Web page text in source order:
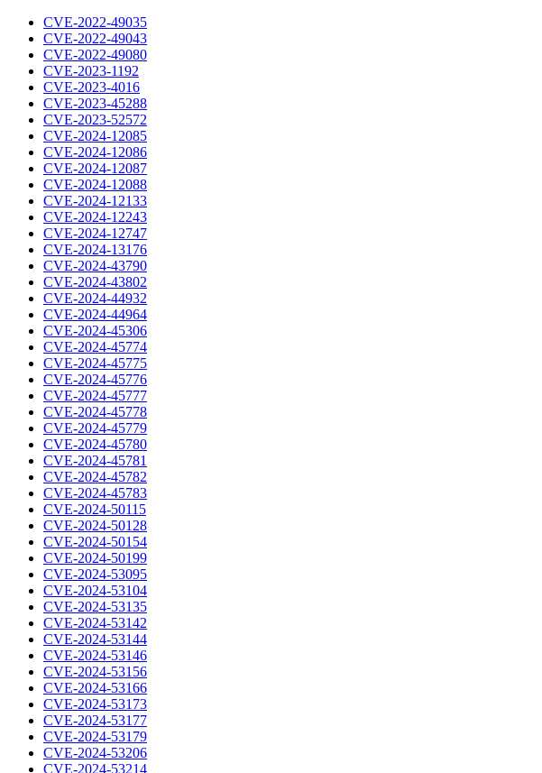
CVE-2022-49035
CVE-2022-49043
CVE-2022-49080
CVE-2023-1192
CVE-2023-4016
CVE-2023-45288
CVE-2023-52572
CVE-2024-12085
CVE-2024-12086
CVE-2024-12087
CVE-2024-12088
CVE-2024-12133
CVE-2024-12243
CVE-2024-12747
CVE-2024-13176
CVE-2024-43790
CVE-2024-43802
CVE-2024-44932
CVE-2024-44964
CVE-2024-45306
CVE-2024-45774
CVE-2024-45775
CVE-2024-45776
CVE-2024-45777
CVE-2024-45778
CVE-2024-45779
CVE-2024-45780
CVE-2024-45781
CVE-2024-45782
CVE-2024-45783
CVE-2024-50115
CVE-2024-50128
CVE-2024-50154
CVE-2024-50199
CVE-2024-53095
CVE-2024-53104
CVE-2024-53135
CVE-2024-53142
CVE-2024-53144
CVE-2024-53146
CVE-2024-53156
CVE-2024-53166
CVE-2024-53173
CVE-2024-53177
CVE-2024-53179
CVE-2024-53206
CVE-2024-53214